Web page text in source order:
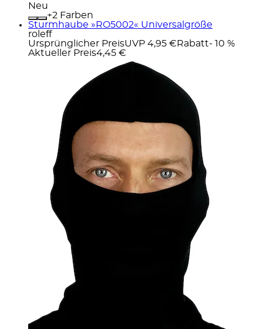
Neu
+
Farben
Sturmhaube »RO5002« Universalgröße
roleff
Ursprünglicher PreisUVP 4,95 € Rabatt- 10 %
Aktueller Preis4,45 €